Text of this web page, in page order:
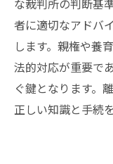
な裁判所の判断基
者に適切なアドバ
します。親権や養
法的対応が重要で
ぐ鍵となります。
正しい知識と手続